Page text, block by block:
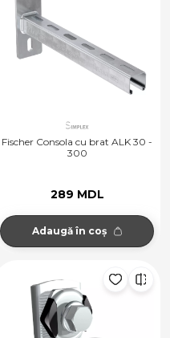
Fischer Consola cu brat ALK 30 -
300
289 MDL
Adaugă în coș